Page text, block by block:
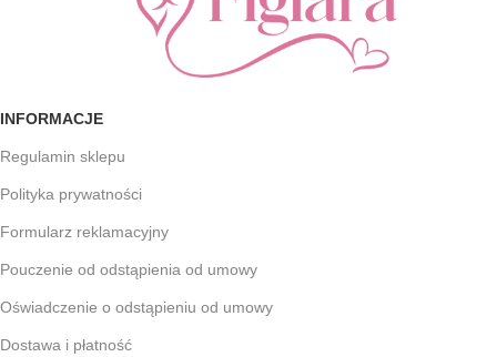
INFORMACJE
Regulamin sklepu
Polityka prywatności
Formularz reklamacyjny
Pouczenie od odstąpienia od umowy
Oświadczenie o odstąpieniu od umowy
Dostawa i płatność